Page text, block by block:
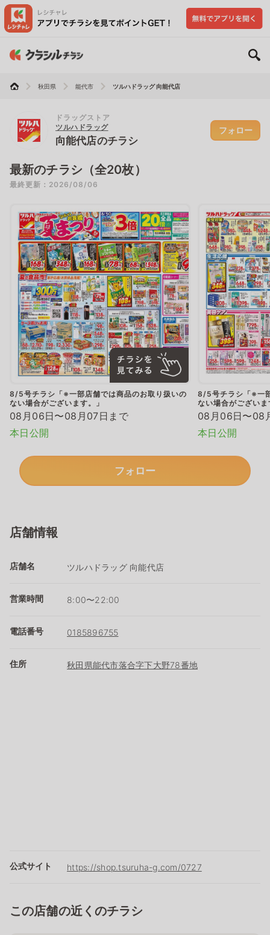
秋田県 能代市 ツルハドラッグ 向能代店
ドラッグストア
ツルハドラッグ
向能代店のチラシ
フォロー
最新のチラシ（全20枚）
最終更新：2026/08/06
8/5号チラシ「※一部店舗では商品のお取り扱いの
ない場合がございます。」
08月06日〜08月07日まで
本日公開
8/5号チラシ「※一
ない場合がございま
08月06日〜08
本日公開
フォロー
店舗情報
店舗名 ツルハドラッグ 向能代店
営業時間 8:00〜22:00
電話番号 0185896755
住所 秋田県能代市落合字下大野78番地
公式サイト https://shop.tsuruha-g.com/0727
この店舗の近くのチラシ